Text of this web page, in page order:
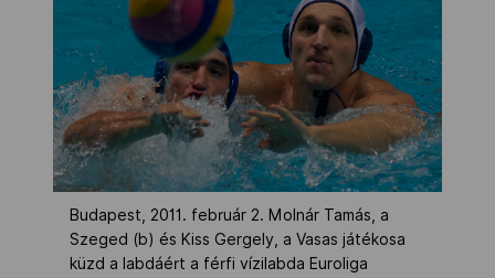
Budapest, 2011. február 2. Molnár Tamás, a
Szeged (b) és Kiss Gergely, a Vasas játékosa
küzd a labdáért a férfi vízilabda Euroliga